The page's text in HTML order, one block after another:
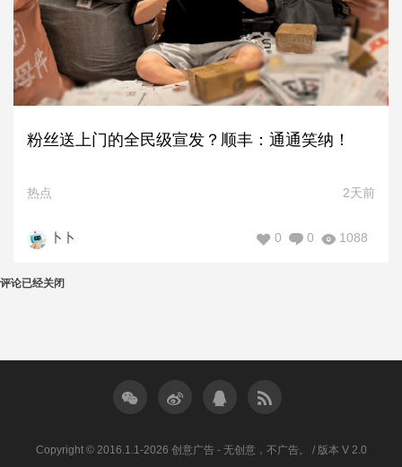
粉丝送上门的全民级宣发？顺丰：通通笑纳！
热点 2天前
卜卜 1088
0
0
评论已经关闭
Copyright © 2016.1.1-2026 创意广告 - 无创意，不广告。 / 版本 V 2.0